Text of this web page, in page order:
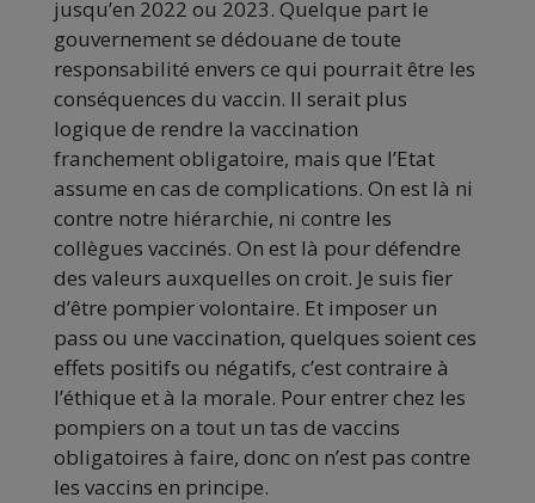
jusqu’en 2022 ou 2023. Quelque part le
gouvernement se dédouane de toute
responsabilité envers ce qui pourrait être les
conséquences du vaccin. Il serait plus
logique de rendre la vaccination
franchement obligatoire, mais que l’Etat
assume en cas de complications. On est là ni
contre notre hiérarchie, ni contre les
collègues vaccinés. On est là pour défendre
des valeurs auxquelles on croit. Je suis fier
d’être pompier volontaire. Et imposer un
pass ou une vaccination, quelques soient ces
effets positifs ou négatifs, c’est contraire à
l’éthique et à la morale. Pour entrer chez les
pompiers on a tout un tas de vaccins
obligatoires à faire, donc on n’est pas contre
les vaccins en principe.